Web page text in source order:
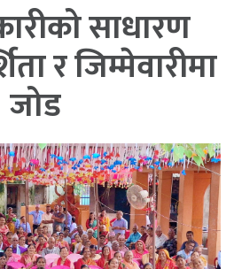
साधारण
र जिम्मेवारीमा
जोड